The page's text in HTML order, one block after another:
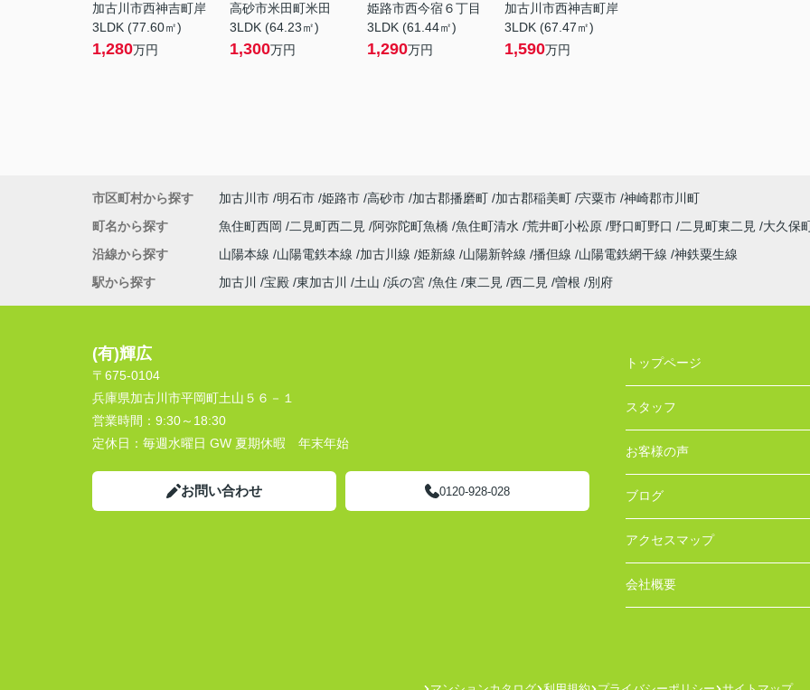
加古川市西神吉町岸
3LDK (77.60㎡)
1,280万円
高砂市米田町米田
3LDK (64.23㎡)
1,300万円
姫路市西今宿６丁目
3LDK (61.44㎡)
1,290万円
加古川市西神吉町岸
3LDK (67.47㎡)
1,590万円
市区町村から探す 加古川市 明石市 姫路市 高砂市 加古郡播磨町 加古郡稲美町 宍粟市 神崎郡市川町
町名から探す
魚住町西岡 二見町西二見 阿弥陀町魚橋 魚住町清水 荒井町小松原 野口町野口 二見町東二見
大久保
沿線から探す
山陽本線 山陽電鉄本線 加古川線 姫新線 山陽新幹線 播但線 山陽電鉄網干線 神鉄粟生線
駅から探す
加古川 宝殿 東加古川 土山 浜の宮 魚住 東二見 西二見 曽根 別府
(有)輝広
〒675-0104
兵庫県加古川市平岡町土山５６－１
営業時間： 9:30～18:30
定休日： 毎週水曜日 GW 夏期休暇 年末年始
お問い合わせ 0120-928-028
トップページ
スタッフ
お客様の声
ブログ
アクセスマップ
会社概要